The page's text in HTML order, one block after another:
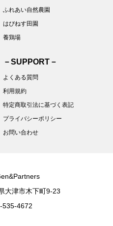
ふれあい自然農園
はぴねす田園
養鶏場
－SUPPORT－
よくある質問
利用規約
特定商取引法に基づく表記
プライバシーポリシー
お問い合わせ
大津市木下町9-23
535-4672